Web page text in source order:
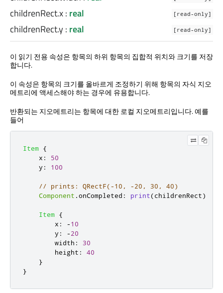
childrenRect.x: real [read-only]
childrenRect.y: real [read-only]
이 읽기 전용 속성은 항목의 하위 항목의 집합적 위치와 크기를 저장
합니다.
이 속성은 항목의 크기를 올바르게 조정하기 위해 항목의 자식 지오
메트리에 액세스해야 하는 경우에 유용합니다.
반환되는 지오메트리는 항목에 대한 로컬 지오메트리입니다. 예를
들어
Item {
x :
50
y : 100
// prints: QRectF(-10, -20, 30, 40)
Component .onCompleted : print(childrenRect)
Item {
x : -10
y : -20
width :
30
height :
40
}
}